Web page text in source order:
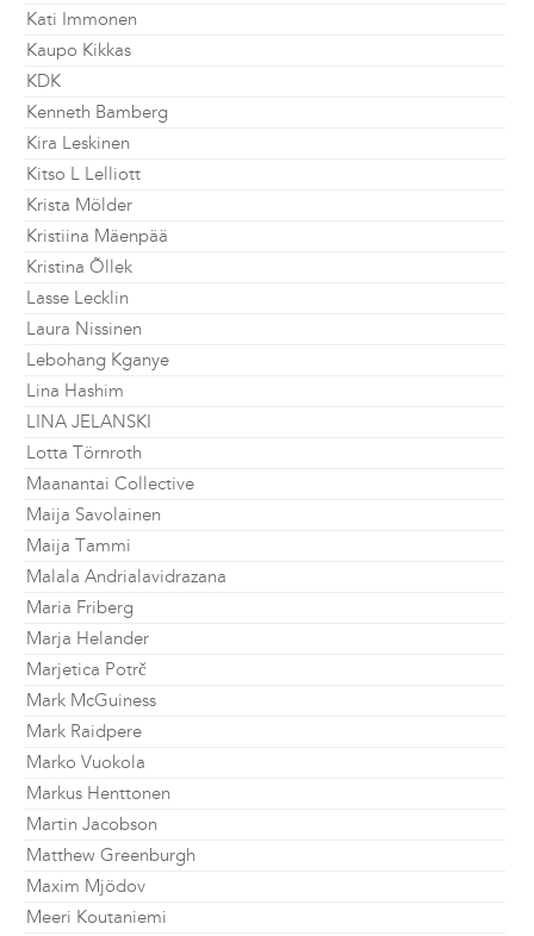
Kati Immonen
Kaupo Kikkas
KDK
Kenneth Bamberg
Kira Leskinen
Kitso L Lelliott
Krista Mölder
Kristiina Mäenpää
Kristina Õllek
Lasse Lecklin
Laura Nissinen
Lebohang Kganye
Lina Hashim
LINA JELANSKI
Lotta Törnroth
Maanantai Collective
Maija Savolainen
Maija Tammi
Malala Andrialavidrazana
Maria Friberg
Marja Helander
Marjetica Potrč
Mark McGuiness
Mark Raidpere
Marko Vuokola
Markus Henttonen
Martin Jacobson
Matthew Greenburgh
Maxim Mjödov
Meeri Koutaniemi